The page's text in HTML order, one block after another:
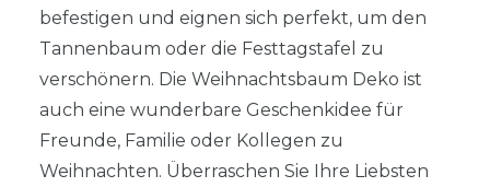
befestigen und eignen sich perfekt, um den
Tannenbaum oder die Festtagstafel zu
verschönern. Die Weihnachtsbaum Deko ist
auch eine wunderbare Geschenkidee für
Freunde, Familie oder Kollegen zu
Weihnachten. Überraschen Sie Ihre Liebsten